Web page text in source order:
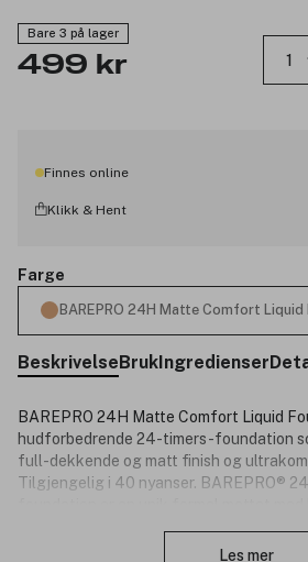
Bare 3 på lager
499 kr
Finnes online
Klikk & Hent
Farge
BAREPRO 24H Matte Comfort
BeskrivelseBrukIngredienser
BAREPRO 24H Matte Comfort Liquid
hudforbedrende 24-timers-foundation
full-dekkende og matt finish og
Tilgjengelig i 40 nyanser. BAREPRO®
huden elsker, for å gi pustende,Les mer